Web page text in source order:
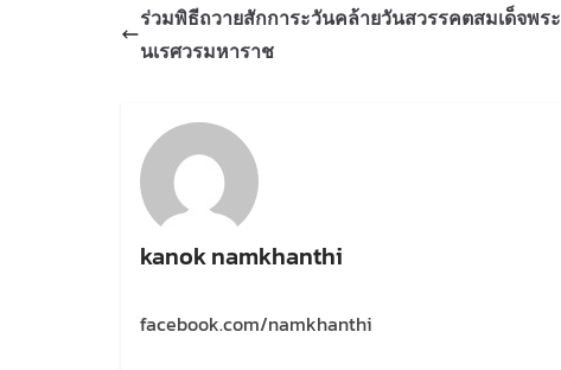
ร่วมพิธีถวายสักการะวันคล้ายวันสวรรคตสมเด็จพระ
นเรศวรมหาราช
kanok namkhanthi
facebook.com/namkhanthi